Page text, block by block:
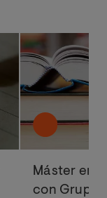
Máster en
con Grupo